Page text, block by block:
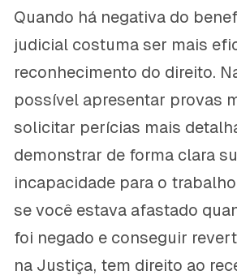
Quando há negativa do
judicial costuma ser mais
reconhecimento do direito.
possível apresentar provas
solicitar perícias mais
demonstrar de forma clara
incapacidade para o
se você estava afastado
foi negado e conseguir
na Justiça, tem direito ao